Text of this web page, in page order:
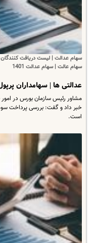
سهام عدالت | لیست دریافت کنندگان
سهام عالت | سهام عدالت 1401
عدالتی ها | سهامداران
مشاور رئیس ‌سازمان بورس در
خبر داد و گفت: بررسی پرداخت
است.